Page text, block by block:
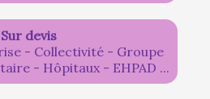
Sur devis
- Collectivité - Groupe
- Hôpitaux - EHPAD ...